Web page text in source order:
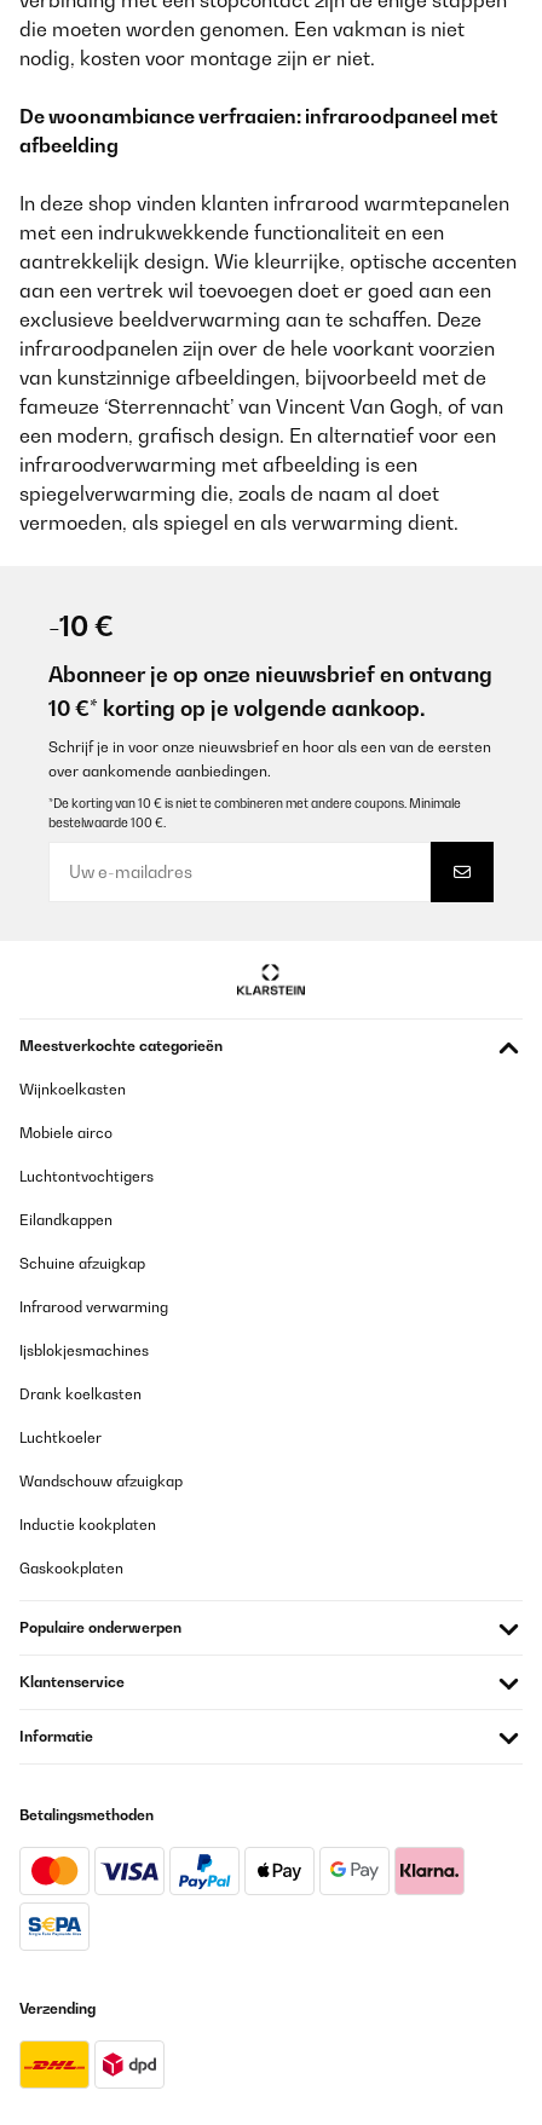
die moeten worden genomen. Een vakman is niet
nodig, kosten voor montage zijn er niet.
De woonambiance verfraaien: infraroodpaneel met
afbeelding
In deze shop vinden klanten infrarood warmtepanelen
met een indrukwekkende functionaliteit en een
aantrekkelijk design. Wie kleurrijke, optische accenten
aan een vertrek wil toevoegen doet er goed aan een
exclusieve beeldverwarming aan te schaffen. Deze
infraroodpanelen zijn over de hele voorkant voorzien
van kunstzinnige afbeeldingen, bijvoorbeeld met de
fameuze ‘Sterrennacht’ van Vincent Van Gogh, of van
een modern, grafisch design. En alternatief voor een
infraroodverwarming met afbeelding is een
spiegelverwarming die, zoals de naam al doet
vermoeden, als spiegel en als verwarming dient.
-10 €
Abonneer je op onze nieuwsbrief en ontvang
10 €* korting op je volgende aankoop.
Schrijf je in voor onze nieuwsbrief en hoor als een van de eersten
over aankomende aanbiedingen.
*De korting van 10 € is niet te combineren met andere coupons. Minimale
bestelwaarde 100 €.
Meestverkochte categorieën
Wijnkoelkasten
Mobiele airco
Luchtontvochtigers
Eilandkappen
Schuine afzuigkap
Infrarood verwarming
Ijsblokjesmachines
Drank koelkasten
Luchtkoeler
Wandschouw afzuigkap
Inductie kookplaten
Gaskookplaten
Populaire onderwerpen
Klantenservice
Informatie
Betalingsmethoden
Verzending